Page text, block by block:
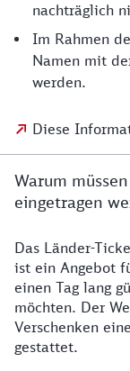
nachträglich
Im Rahmen
Namen mit
werden.
Diese
Warum
eingetragen
Das Länder-
ist ein Angebot
einen Tag lang
möchten. Der
Verschenken
gestattet.